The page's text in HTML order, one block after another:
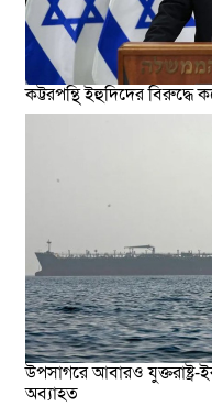
কট্টরপন্থি ইহুদিদের বিরুদ্ধে
উপসাগরে আবারও যুক্তরাষ্ট্র-
অব্যাহত